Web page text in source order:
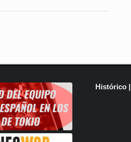
Histórico